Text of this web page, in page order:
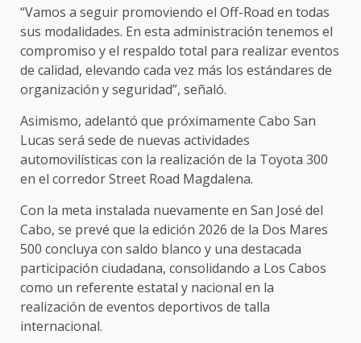
“Vamos a seguir promoviendo el Off-Road en todas
sus modalidades. En esta administración tenemos el
compromiso y el respaldo total para realizar eventos
de calidad, elevando cada vez más los estándares de
organización y seguridad”, señaló.
Asimismo, adelantó que próximamente Cabo San
Lucas será sede de nuevas actividades
automovilísticas con la realización de la Toyota 300
en el corredor Street Road Magdalena.
Con la meta instalada nuevamente en San José del
Cabo, se prevé que la edición 2026 de la Dos Mares
500 concluya con saldo blanco y una destacada
participación ciudadana, consolidando a Los Cabos
como un referente estatal y nacional en la
realización de eventos deportivos de talla
internacional.